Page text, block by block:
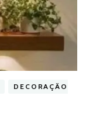
DECORAÇÃO